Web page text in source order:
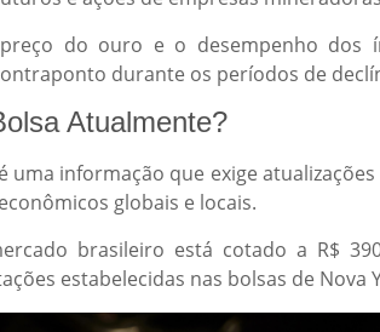
do ouro e o desempenho dos
durante os períodos de
Atualmente?
uma informação que exige
globais e locais.
brasileiro está cotado a R$
estabelecidas nas bolsas de Nova